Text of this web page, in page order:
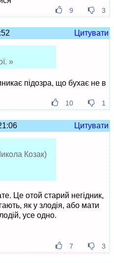
9 3
Цитувати
»
підозра, що бухає не в
10 1
Цитувати
Козак)
Це отой старий негідник,
як у злодія, або мати
усе одно.
7 3